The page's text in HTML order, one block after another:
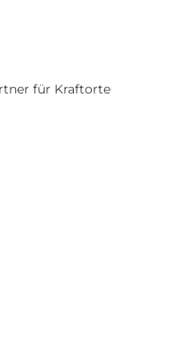
für Kraftorte